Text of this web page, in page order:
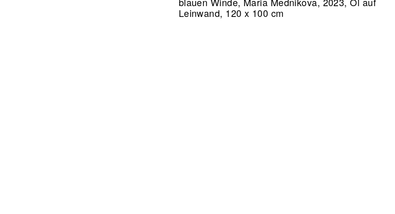
Leinwand, 120 x 100 cm